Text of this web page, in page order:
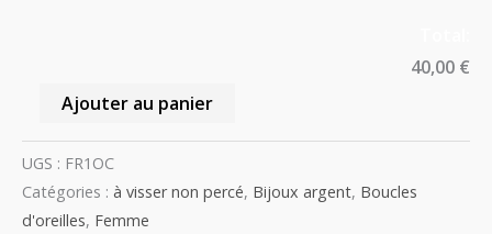
40,00 €
Ajouter au panier
UGS : FR1OC
Catégories : à visser non percé, Bijoux argent, Boucles
d'oreilles, Femme